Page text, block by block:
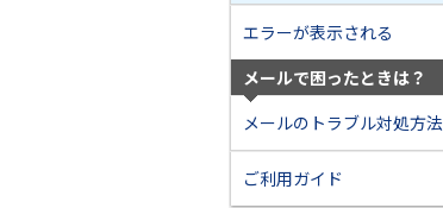
エラーが表示される
メールで困ったときは？
メールのトラブル対処方法
ご利用ガイド